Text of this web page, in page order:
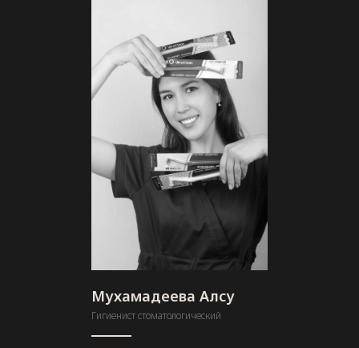
Мухамадеева Алсу
Гигиенист стоматологический